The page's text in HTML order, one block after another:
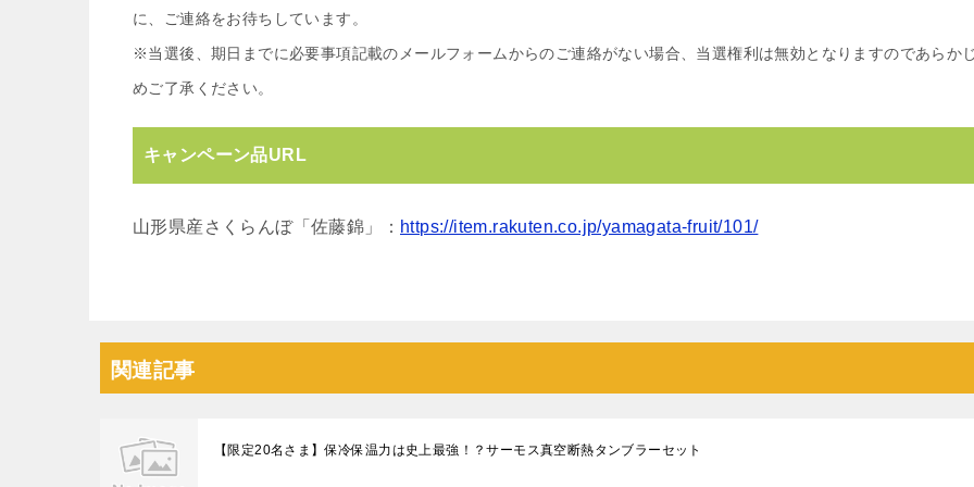
に、ご連絡をお待ちしています。
※当選後、期日までに必要事項記載のメールフォームからのご連絡がない場合、当選権利は無効となりますのであらか
めご了承ください。
キャンペーン品URL
山形県産さくらんぼ「佐藤錦」： https://item.rakuten.co.jp/yamagata-fruit/101/
関連記事
【限定20名さま】保冷保温力は史上最強！？サーモス真空断熱タンブラーセット